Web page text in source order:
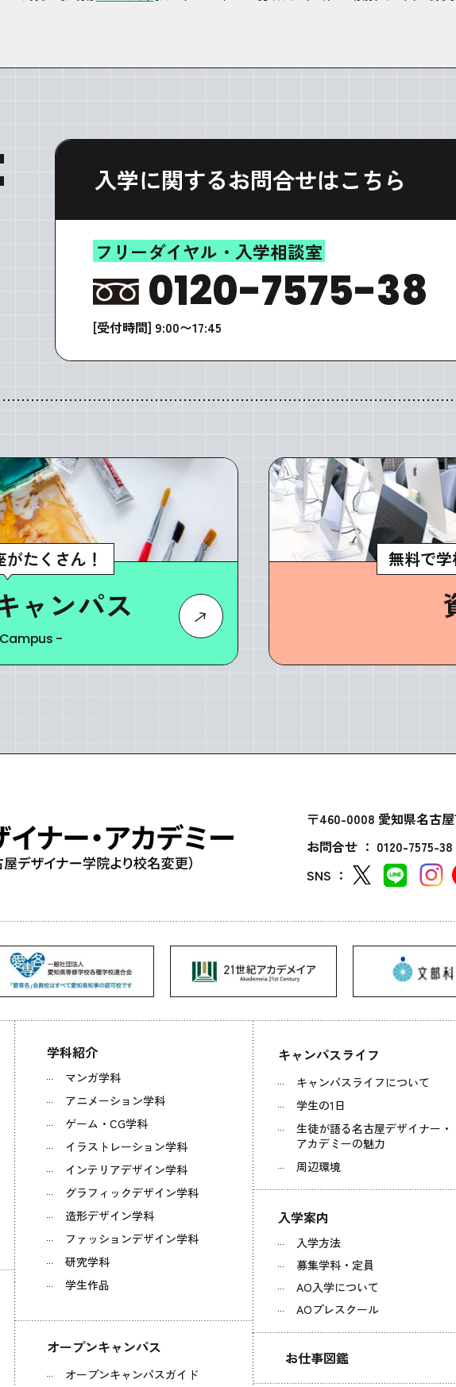
入学に関するお問合せはこちら
フリーダイヤル・入学相談室
0120-7575-38
[受付時間] 9:00〜17:45
たくさん！
ャンパス
-
無料で
〒460-0008 愛知県名古
お問合せ ： 0120-7575-38
SNS ：
学科紹介
マンガ学科
アニメーション学科
ゲーム・CG学科
イラストレーション学科
インテリアデザイン学科
グラフィックデザイン学科
造形デザイン学科
ファッションデザイン学科
研究学科
学生作品
入学案内
入学方法
募集学科・定員
AO入学について
AOプレスクール
オープンキャンパス
オープンキャンパスガイド
キャンパスライフ
キャンパスライフについて
学生の1日
生徒が語る名古屋デザイナー・
アカデミーの魅力
周辺環境
お仕事図鑑